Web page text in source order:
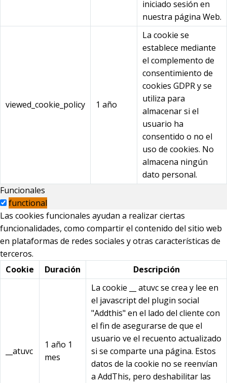
iniciado sesión en
nuestra página Web.
viewed_cookie_policy 1 año
La cookie se
establece mediante
el complemento de
consentimiento de
cookies GDPR y se
utiliza para
almacenar si el
usuario ha
consentido o no el
uso de cookies. No
almacena ningún
dato personal.
Funcionales
functional
Las cookies funcionales ayudan a realizar ciertas
funcionalidades, como compartir el contenido del sitio web
en plataformas de redes sociales y otras características de
terceros.
Cookie
Duración Descripción
__atuvc
1 año 1
mes
La cookie __ atuvc se crea y lee en
el javascript del plugin social
"Addthis" en el lado del cliente con
el fin de asegurarse de que el
usuario ve el recuento actualizado
si se comparte una página. Estos
datos de la cookie no se reenvían
a AddThis, pero deshabilitar las